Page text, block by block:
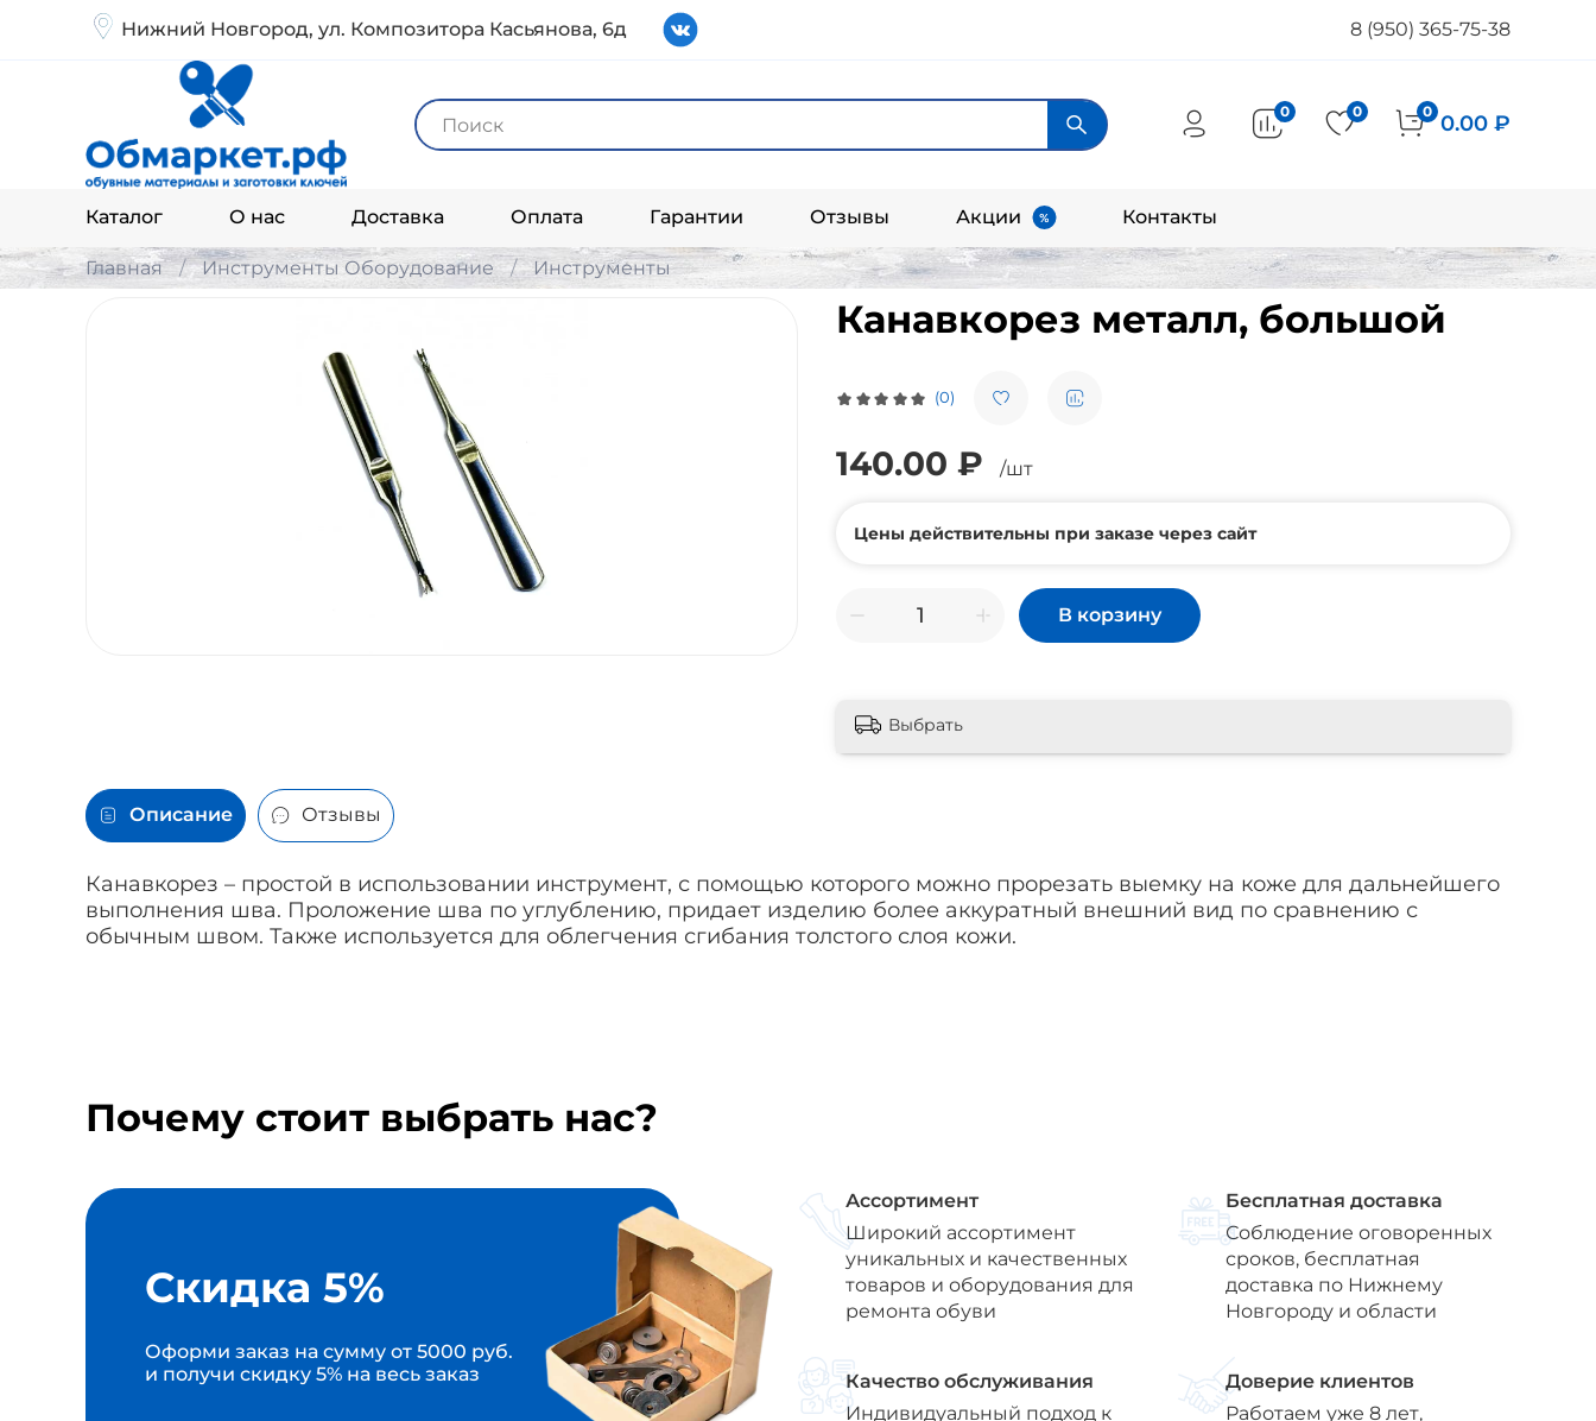
Нижний Новгород, ул. Композитора Касьянова, 6д 8 (950) 365-75-38
Каталог О нас Доставка Оплата Гарантии Отзывы Акции Контакты
0 0 0 0.00 ₽
Главная Инструменты Оборудование Инструменты
(0)
Канавкорез металл, большой
140.00 ₽ /шт
Цены действительны при заказе через сайт
В корзину
Выбрать
Описание Отзывы
Канавкорез – простой в использовании инструмент, с помощью которого можно прорезать выемку на коже для дальнейшего
выполнения шва. Проложение шва по углублению, придает изделию более аккуратный внешний вид по сравнению с
обычным швом. Также используется для облегчения сгибания толстого слоя кожи.
Почему стоит выбрать нас?
Скидка 5%
Оформи заказ на сумму от 5000 руб.
и получи скидку 5% на весь заказ
Ассортимент
Широкий ассортимент
уникальных и качественных
товаров и оборудования для
ремонта обуви
Бесплатная доставка
Соблюдение оговоренных
сроков, бесплатная
доставка по Нижнему
Новгороду и области
Качество обслуживания
Индивидуальный подход к
Доверие клиентов
Работаем уже 8 лет,